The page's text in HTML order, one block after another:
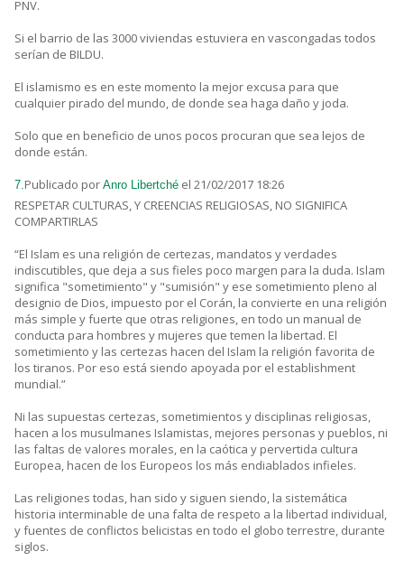
PNV.
Si el barrio de las 3000 viviendas estuviera en vascongadas todos
serían de BILDU.
El islamismo es en este momento la mejor excusa para que
cualquier pirado del mundo, de donde sea haga daño y joda.
Solo que en beneficio de unos pocos procuran que sea lejos de
donde están.
7.Publicado por Anro Libertché el 21/02/2017 18:26
RESPETAR CULTURAS, Y CREENCIAS RELIGIOSAS, NO SIGNIFICA
COMPARTIRLAS
“El Islam es una religión de certezas, mandatos y verdades
indiscutibles, que deja a sus fieles poco margen para la duda. Islam
significa "sometimiento" y "sumisión" y ese sometimiento pleno al
designio de Dios, impuesto por el Corán, la convierte en una religión
más simple y fuerte que otras religiones, en todo un manual de
conducta para hombres y mujeres que temen la libertad. El
sometimiento y las certezas hacen del Islam la religión favorita de
los tiranos. Por eso está siendo apoyada por el establishment
mundial.”
Ni las supuestas certezas, sometimientos y disciplinas religiosas,
hacen a los musulmanes Islamistas, mejores personas y pueblos, ni
las faltas de valores morales, en la caótica y pervertida cultura
Europea, hacen de los Europeos los más endiablados infieles.
Las religiones todas, han sido y siguen siendo, la sistemática
historia interminable de una falta de respeto a la libertad individual,
y fuentes de conflictos belicistas en todo el globo terrestre, durante
siglos.